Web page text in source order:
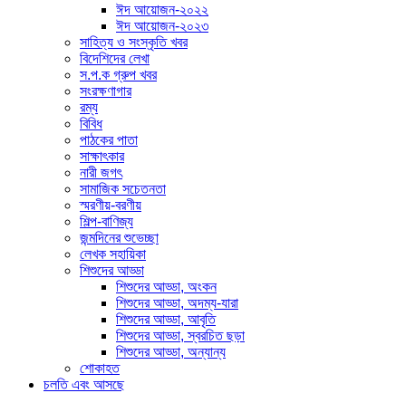
ঈদ আয়োজন-২০২২
ঈদ আয়োজন-২০২৩
সাহিত্য ও সংস্কৃতি খবর
বিদেশিদের লেখা
স.প.ক গ্রুপ খবর
সংরক্ষণাগার
রম্য
বিবিধ
পাঠকের পাতা
সাক্ষাৎকার
নারী জগৎ
সামাজিক সচেতনতা
স্মরণীয়-বরণীয়
শিল্প-বাণিজ্য
জন্মদিনের শুভেচ্ছা
লেখক সহায়িকা
শিশুদের আড্ডা
শিশুদের আড্ডা, অংকন
শিশুদের আড্ডা, অদম্য-যারা
শিশুদের আড্ডা, আবৃতি
শিশুদের আড্ডা, স্বরচিত ছড়া
শিশুদের আড্ডা, অন্যান্য
শোকাহত
চলতি এবং আসছে